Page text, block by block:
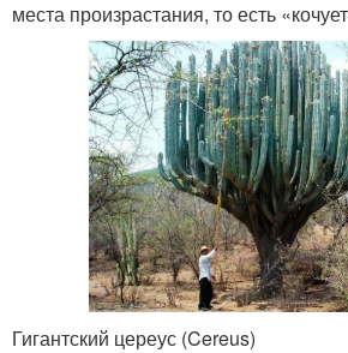
места произрастания, то есть
Гигантский цереус (Cereus)